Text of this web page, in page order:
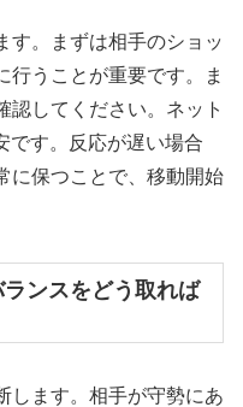
す。まずは相手のショッ
行うことが重要です。ま
認してください。ネット
です。反応が遅い場合
に保つことで、移動開始
ンスをどう取れば
します。相手が守勢にあ